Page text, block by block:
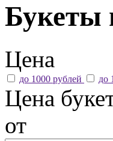
Букеты
Цена
до 1000 рублей до
Цена
от